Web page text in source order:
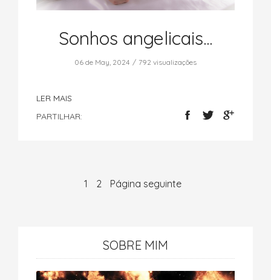
Sonhos angelicais...
06 de May, 2024 792 visualizações
LER MAIS
PARTILHAR:
1 2 Página seguinte
SOBRE MIM